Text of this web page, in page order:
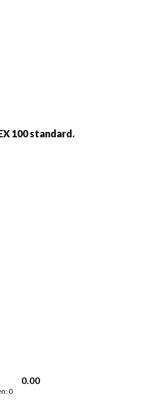
100 standard.
0.00
0